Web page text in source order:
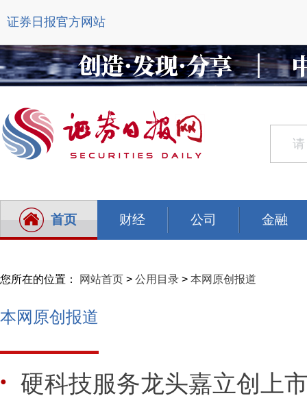
证券日报官方网站
首页 财经 公司 金融
您所在的位置： 网站首页 > 公用目录 > 本网原创报道
本网原创报道
● 硬科技服务龙头嘉立创上